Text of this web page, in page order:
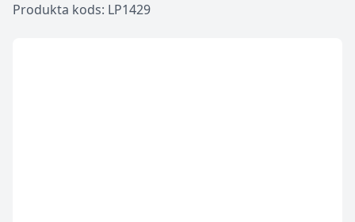
Produkta kods: LP1429